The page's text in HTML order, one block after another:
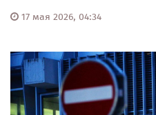
17 мая 2026, 04:34